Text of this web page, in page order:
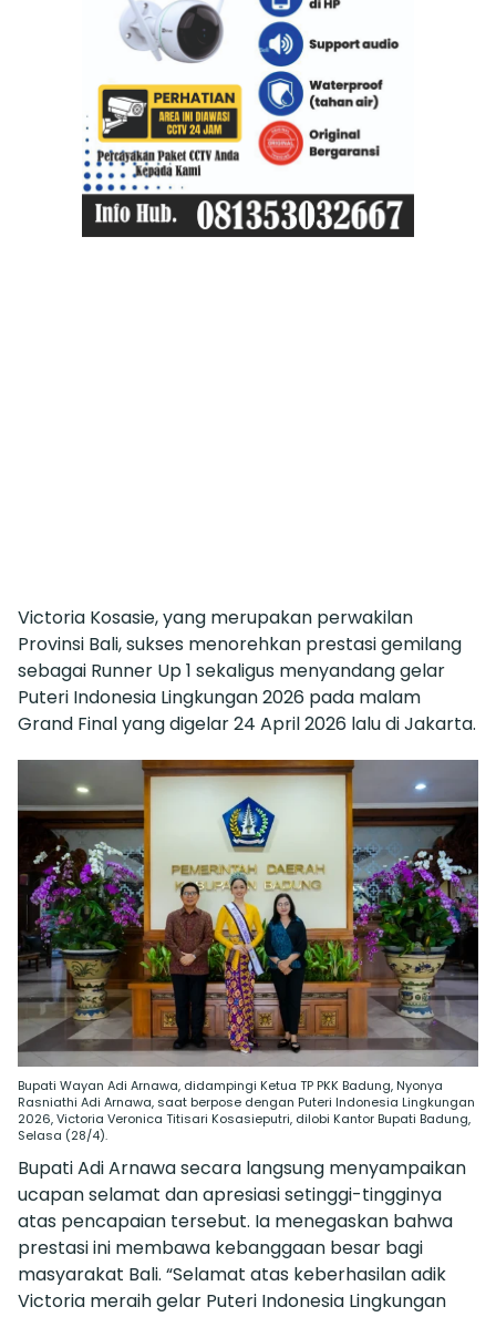
Victoria Kosasie, yang merupakan perwakilan
Provinsi Bali, sukses menorehkan prestasi gemilang
sebagai Runner Up 1 sekaligus menyandang gelar
Puteri Indonesia Lingkungan 2026 pada malam
Grand Final yang digelar 24 April 2026 lalu di Jakarta.
Bupati Wayan Adi Arnawa, didampingi Ketua TP PKK Badung, Nyonya
Rasniathi Adi Arnawa, saat berpose dengan Puteri Indonesia Lingkungan
2026, Victoria Veronica Titisari Kosasieputri, dilobi Kantor Bupati Badung,
Selasa (28/4).
Bupati Adi Arnawa secara langsung menyampaikan
ucapan selamat dan apresiasi setinggi-tingginya
atas pencapaian tersebut. Ia menegaskan bahwa
prestasi ini membawa kebanggaan besar bagi
masyarakat Bali. “Selamat atas keberhasilan adik
Victoria meraih gelar Puteri Indonesia Lingkungan